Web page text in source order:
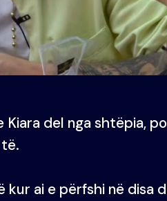
del nga shtëpia,
kur ai e përfshi në disa